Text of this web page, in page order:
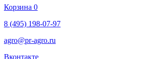
Корзина 0
8 (495) 198-07-97
agro@pr-agro.ru
Вконтакте